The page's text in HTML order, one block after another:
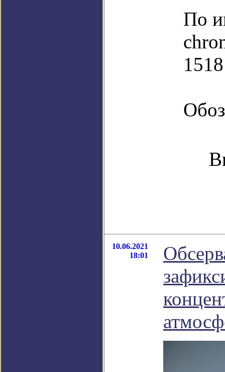
По
10.06.2021
18:01